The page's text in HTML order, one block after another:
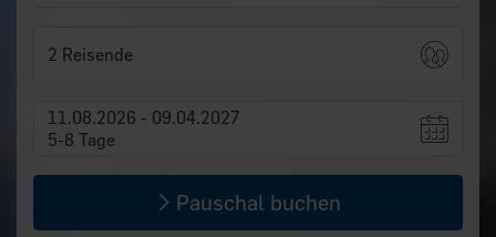
2 Reisende
11.08.2026 - 09.04.2027
5-8 Tage
Pauschal buchen